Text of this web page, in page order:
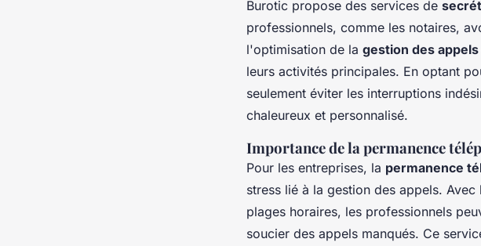
Burotic propose des services de
professionnels, comme les notaires,
l'optimisation de la gestion des
leurs activités principales. En optant
seulement éviter les interruptions
chaleureux et personnalisé.
Importance de la permanence
Pour les entreprises, la permanence
stress lié à la gestion des appels.
plages horaires, les professionnels
soucier des appels manqués. Ce